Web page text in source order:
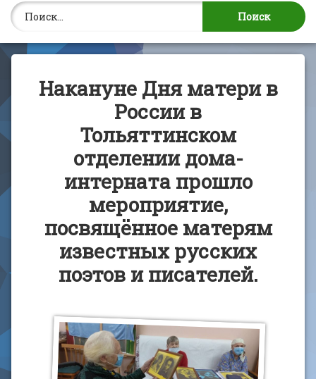
Найти:
Накануне Дня матери в
России в
Тольяттинском
отделении дома-
интерната прошло
мероприятие,
посвящённое матерям
известных русских
поэтов и писателей.